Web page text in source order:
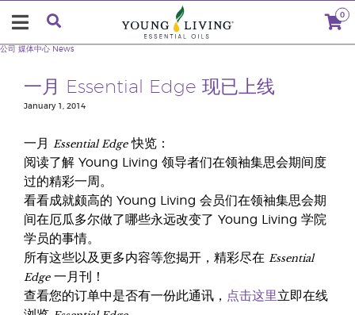
0
公司 媒体中心 News
一月 Essential Edge 现已上线
January 1, 2014
一月 Essential Edge快览：
阅读了解 Young Living 领导者们在领袖集思会期间度
过的精彩一周。
看看成就颇高的 Young Living 会员们在领袖集思会期
间在厄瓜多尔做了哪些永远改变了 Young Living 学院
学员的事情。
所有这些以及更多内容等您揭开，精彩尽在 Essential
Edge一月刊！
查看您的订单中是否有一份此通讯， 点击这里立即在线